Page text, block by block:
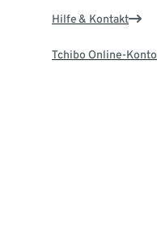
Hilfe & Kontakt
Tchibo Online-Konto